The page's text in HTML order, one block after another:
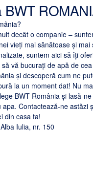
decât o companie –
vieți mai sănătoase și
suntem aici să îți
vă bucurați de apă de
și descoperă cum ne
la un moment dat! Nu
BWT România și lasă-
Contactează-ne astăzi
din casa ta!
Iulia, nr. 150